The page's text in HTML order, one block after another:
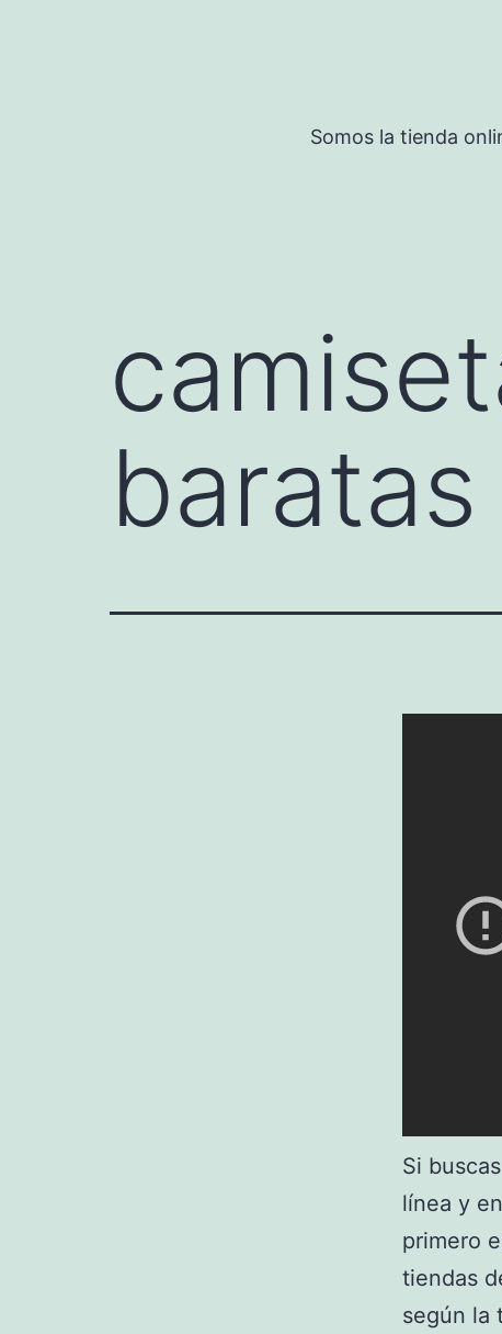
Somos la tienda
baratas
Si
línea y
primero
tiendas
según la